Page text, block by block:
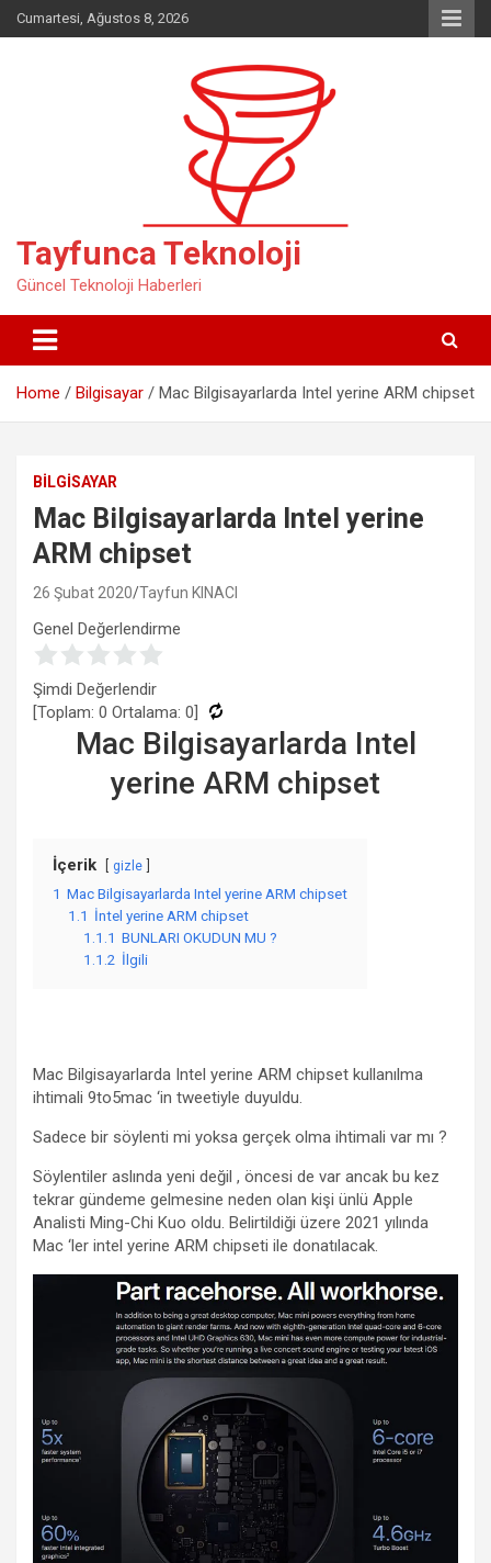
Skip
to
Cumartesi, Ağustos 8, 2026
Tayfunca Teknoloji
Güncel Teknoloji Haberleri
Home Bilgisayar Mac Bilgisayarlarda Intel yerine ARM chipset
BILGISAYAR
Mac Bilgisayarlarda Intel yerine
ARM chipset
26 Şubat 2020 Tayfun KINACI
Genel Değerlendirme
Şimdi Değerlendir
[Toplam: 0 Ortalama: 0]
Mac Bilgisayarlarda Intel
yerine ARM chipset
İçerik gizle
1 Mac Bilgisayarlarda Intel yerine ARM chipset
1.1 İntel yerine ARM chipset
1.1.1 BUNLARI OKUDUN MU ?
1.1.2 İlgili
Mac Bilgisayarlarda Intel yerine ARM chipset kullanılma
ihtimali 9to5mac ‘in tweetiyle duyuldu.
Sadece bir söylenti mi yoksa gerçek olma ihtimali var mı ?
Söylentiler aslında yeni değil , öncesi de var ancak bu kez
tekrar gündeme gelmesine neden olan kişi ünlü Apple
Analisti Ming-Chi Kuo oldu. Belirtildiği üzere 2021 yılında
Mac ‘ler intel yerine ARM chipseti ile donatılacak.